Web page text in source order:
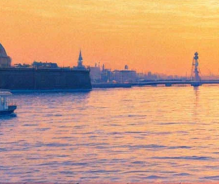
Версия для печати
Музей Фаберже в связи свыставкой «Модильяни, Сутин и
другие легенды Монпарнаса»объявил конкурс. Его
участникам предлагается воссоздать образы с картин
Модильяни, Сутина, Валадон или Кислинга — художников,
чьи произведения представлены на выставке, и выложить
фотографию на своей странице в «Вконтакте» с хэштегом
#faberge_modi. Как вариант — свои работы можно прислать
по электронной почте в пиар-службу музея.
Победитель будет объявлен 29 декабря впаблике музея.Там
же можно узнать о призах.